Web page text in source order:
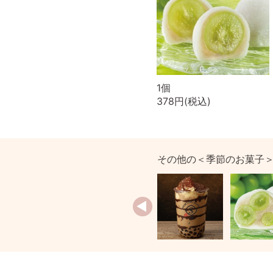
1個
378円(税込)
その他の＜季節のお菓子